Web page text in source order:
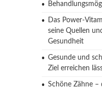
Das Power-
seine Quellen
Gesundheit
Gesunde und
Ziel erreichen
Schöne Zähne –